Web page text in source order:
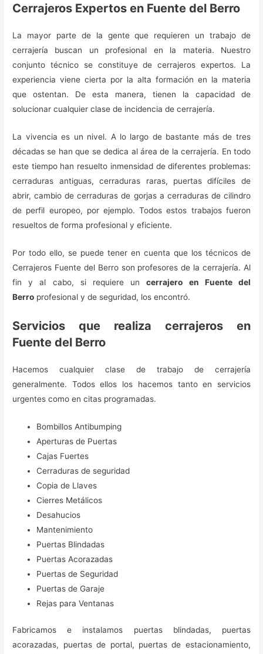
Cerrajeros Expertos en Fuente del Berro
La mayor parte de la gente que requieren un trabajo de
cerrajería buscan un profesional en la materia. Nuestro
conjunto técnico se constituye de cerrajeros expertos. La
experiencia viene cierta por la alta formación en la materia
que ostentan. De esta manera, tienen la capacidad de
solucionar cualquier clase de incidencia de cerrajería.
La vivencia es un nivel. A lo largo de bastante más de tres
décadas se han que se dedica al área de la cerrajería. En todo
este tiempo han resuelto inmensidad de diferentes problemas:
cerraduras antiguas, cerraduras raras, puertas difíciles de
abrir, cambio de cerraduras de gorjas a cerraduras de cilindro
de perfil europeo, por ejemplo. Todos estos trabajos fueron
resueltos de forma profesional y eficiente.
Por todo ello, se puede tener en cuenta que los técnicos de
Cerrajeros Fuente del Berro son profesores de la cerrajería. Al
fin y al cabo, si requiere uncerrajero en Fuente del
Berro profesional y de seguridad, los encontró.
Servicios que realiza cerrajeros en
Fuente del Berro
Hacemos cualquier clase de trabajo de cerrajería
generalmente. Todos ellos los hacemos tanto en servicios
urgentes como en citas programadas.
Bombillos Antibumping
Aperturas de Puertas
Cajas Fuertes
Cerraduras de seguridad
Copia de Llaves
Cierres Metálicos
Desahucios
Mantenimiento
Puertas Blindadas
Puertas Acorazadas
Puertas de Seguridad
Puertas de Garaje
Rejas para Ventanas
Fabricamos e instalamos puertas blindadas, puertas
acorazadas, puertas de portal, puertas de estacionamiento,